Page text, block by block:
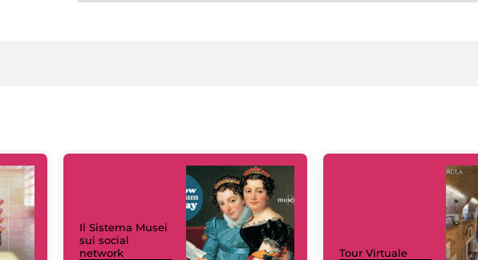
Il Sistema Musei
sui social
network
Tour Virtuale